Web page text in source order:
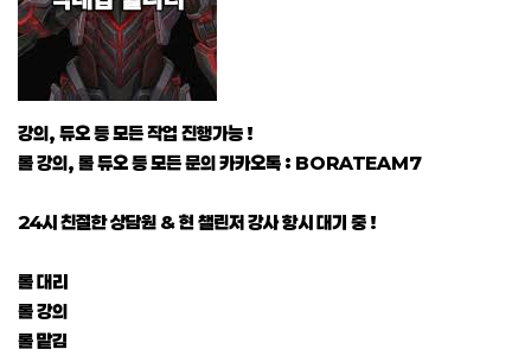
강의, 듀오 등 모든 작업 진행가능 !
롤 강의, 롤 듀오 등 모든 문의 카카오톡 : BORATEAM7
24시 친절한 상담원 & 현 챌린저 강사 항시 대기 중 !
롤 대리
롤 강의
롤 맡김